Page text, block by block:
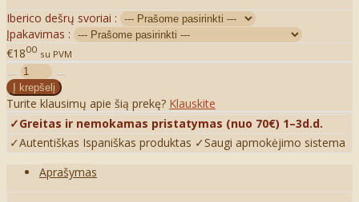
Iberico dešrų svoriai :
Įpakavimas :
€1800 su PVM
Turite klausimų apie šią prekę? Klauskite
✓Greitas ir nemokamas pristatymas (nuo 70€) 1–3d.d.
✓Autentiškas Ispaniškas produktas ✓Saugi apmokėjimo sistema
Aprašymas